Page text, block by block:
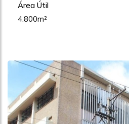
Área Útil
4.800m²